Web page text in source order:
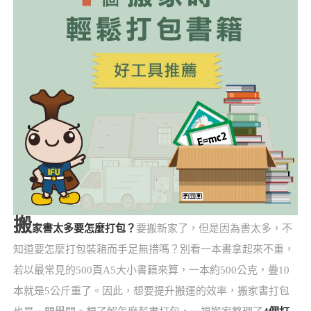
搬家書太多要怎麼打包？ 要搬新家了，但是因為書太多，不
知道要怎麼打包裝箱而手足無措嗎？別看一本書拿起來不重，
若以最常見的500頁A5大小書籍來算，一本約500公克，疊10
本就是5公斤重了。因此，想要提升搬運的效率，搬家書打包